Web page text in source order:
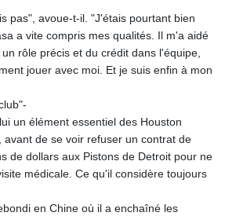
pas", avoue-t-il. "J'étais pourtant bien
a vite compris mes qualités. Il m'a aidé
rôle précis et du crédit dans l'équipe,
jouer avec moi. Et je suis enfin à mon
un élément essentiel des Houston
avant de se voir refuser un contrat de
de dollars aux Pistons de Detroit pour ne
médicale. Ce qu'il considère toujours
en Chine où il a enchaîné les